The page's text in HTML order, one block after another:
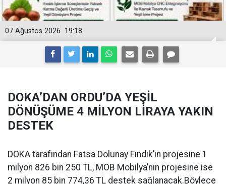
19:18
07 Ağustos 2026
DOKA’DAN ORDU’DA YEŞİL
DÖNÜŞÜME 4 MİLYON LİRAYA YAKIN
DESTEK
DOKA tarafından Fatsa Dolunay Fındık’ın projesine 1
milyon 826 bin 250 TL, MOB Mobilya’nın projesine ise
2 milyon 85 bin 774,36 TL destek sağlanacak.Böylece